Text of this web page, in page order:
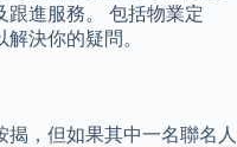
跟進服務。 包括物業定
決你的疑問。
，但如果其中一名聯名人